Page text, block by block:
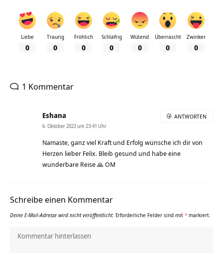
Liebe
0
Traurig
0
Fröhlich
0
Schläfrig
0
Wütend
0
Überrascht
0
Zwinker
0
1 Kommentar
Eshana
6. Oktober 2022 um 23:41 Uhr
Namaste, ganz viel Kraft und Erfolg wünsche ich dir von
Herzen lieber Felix. Bleib gesund und habe eine
wunderbare Reise 🙏 OM
ANTWORTEN
Schreibe einen Kommentar
Deine E-Mail-Adresse wird nicht veröffentlicht. Erforderliche Felder sind mit * markiert.